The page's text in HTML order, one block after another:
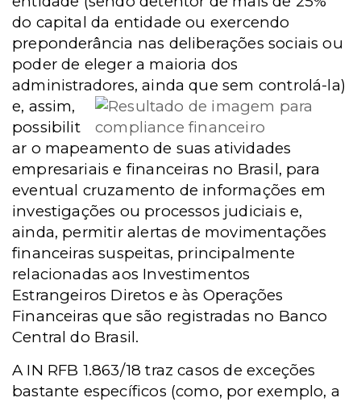
do capital da entidade ou exercendo
preponderância nas deliberações sociais ou
poder de eleger a maioria dos
administradores, ainda quesem controlá-la)
e, assim,
possibilit
ar o mapeamento de suas atividades
empresariais e financeiras no Brasil, para
eventual cruzamento de informações em
investigações ou processos judiciais e,
ainda, permitir alertas de movimentações
financeiras suspeitas, principalmente
relacionadas aos Investimentos
Estrangeiros Diretos e às Operações
Financeiras que são registradas no Banco
Central do Brasil.
A IN RFB 1.863/18 traz casos de exceções
bastante específicos (como, por exemplo, a